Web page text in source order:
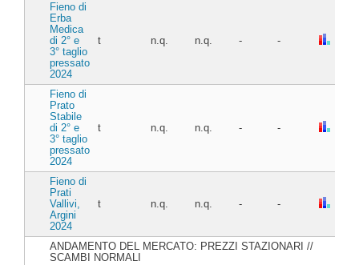
Fieno di
Erba
Medica
di 2° e
3° taglio
pressato
2024
t n.q. n.q. - -
Fieno di
Prato
Stabile
di 2° e
3° taglio
pressato
2024
t n.q. n.q. - -
Fieno di
Prati
Vallivi,
Argini
2024
t n.q. n.q. - -
ANDAMENTO DEL MERCATO: PREZZI STAZIONARI //
SCAMBI NORMALI